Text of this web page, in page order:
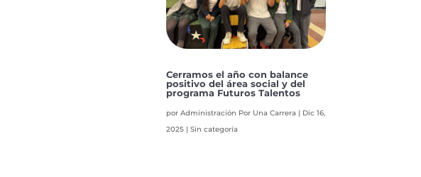
Cerramos el año con balance
positivo del área social y del
programa Futuros Talentos
porAdministración Por Una Carrera | Dic 16,
2025 |Sin categoría